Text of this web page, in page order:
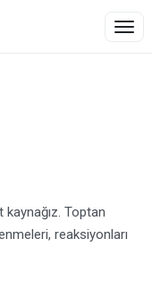
Toptan
reaksiyonları